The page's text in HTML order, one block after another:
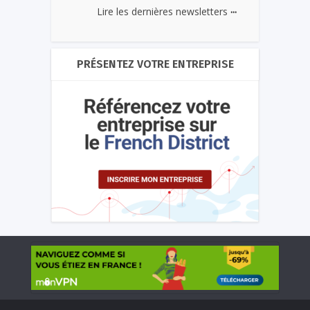
Lire les dernières newsletters ...
PRÉSENTEZ VOTRE ENTREPRISE